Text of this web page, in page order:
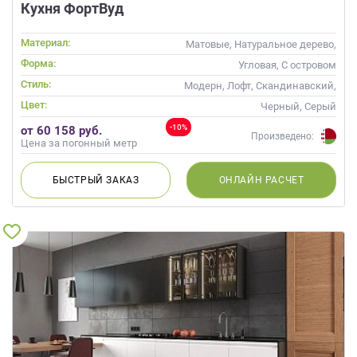
Кухня ФортВуд
Материал:
Матовые, Натуральное дерево,
Стекло, Массив
Форма:
Угловая, С островом
Стиль:
Модерн, Лофт, Скандинавский,
Хай-тек, Неоклассика,
Современные
Цвет: Черный, Серый
-10%
от 60 158 руб.
Цена за погонный метр
Произведено:
БЫСТРЫЙЗАКАЗ ОНЛАЙН РАСЧЕТ